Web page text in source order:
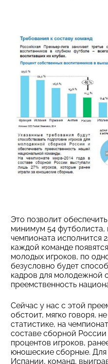
Это позволит
минимум 54 футболиста,
чемпионата исполнится
каждой команде
молодых игроков, по
безусловно будет
кадров для молодежной
преемственность
Сейчас у нас с этой
обстоит, мягко говоря,
статистике, на
составе сборной России
процентов игроков,
юношеские сборные. Для
Испании, команд,